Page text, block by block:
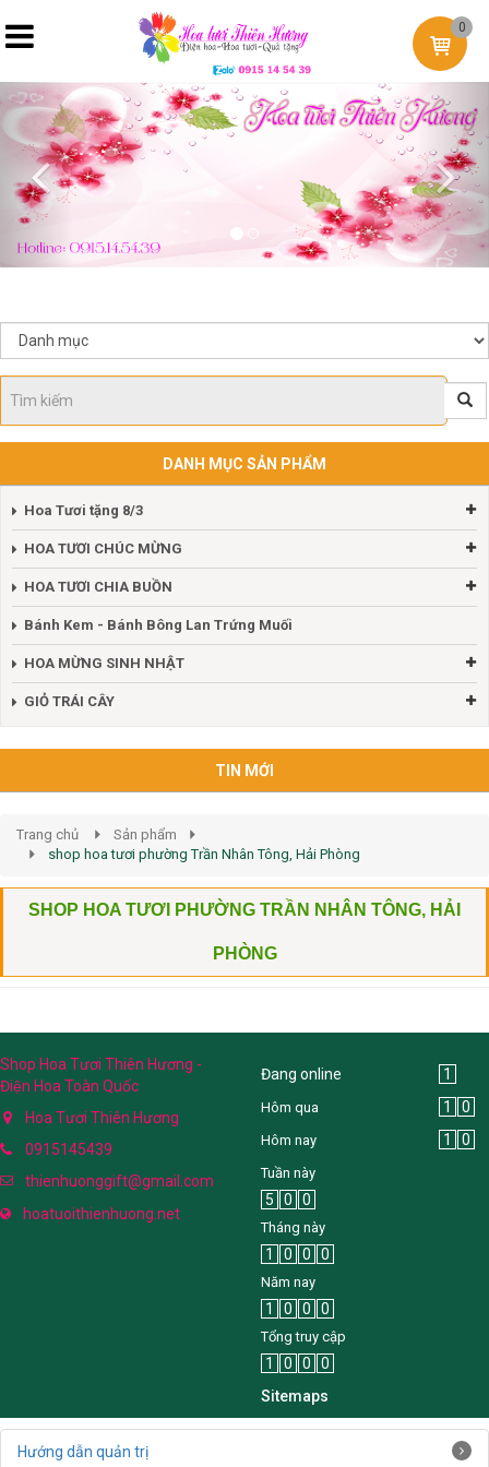
0
Previous
DANH MỤC SẢN PHẨM
Hoa Tươi tặng 8/3
HOA TƯƠI CHÚC MỪNG
HOA TƯƠI CHIA BUỒN
Bánh Kem - Bánh Bông Lan Trứng Muối
HOA MỪNG SINH NHẬT
GIỎ TRÁI CÂY
TIN MỚI
Trang chủ
Sản phẩm
shop hoa tươi phường Trần Nhân Tông, Hải Phòng
SHOP HOA TƯƠI PHƯỜNG TRẦN NHÂN TÔNG, HẢI
PHÒNG
Shop Hoa Tươi Thiên Hương -
Điện Hoa Toàn Quốc
Hoa Tươi Thiên Hương
0915145439
thienhuonggift@gmail.com
hoatuoithienhuong.net
Đang online 1
Hôm qua 1 0
Hôm nay 1 0
Tuần này
5 0 0
Tháng này
1 0 0 0
Năm nay
1 0 0 0
Tổng truy cập
1 0 0
0
Sitemaps
Hướng dẫn quản trị